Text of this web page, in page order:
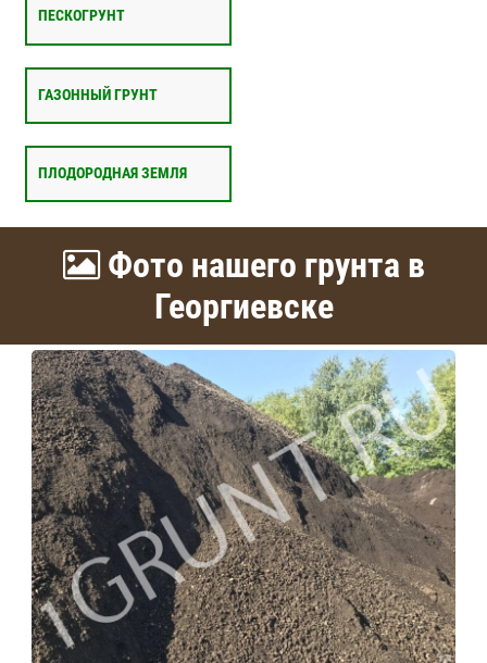
ПЕСКОГРУНТ
ГАЗОННЫЙ ГРУНТ
ПЛОДОРОДНАЯ ЗЕМЛЯ
Фото нашего грунта в
Георгиевске